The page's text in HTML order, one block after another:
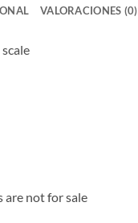
VALORACIONES (0)
are not for sale